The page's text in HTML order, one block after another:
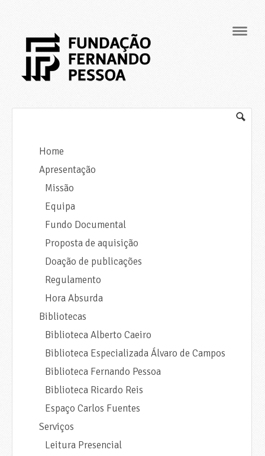
Home
Apresentação
Missão
Equipa
Fundo Documental
Proposta de aquisição
Doação de publicações
Regulamento
Hora Absurda
Bibliotecas
Biblioteca Alberto Caeiro
Biblioteca Especializada Álvaro de Campos
Biblioteca Fernando Pessoa
Biblioteca Ricardo Reis
Espaço Carlos Fuentes
Serviços
Leitura Presencial